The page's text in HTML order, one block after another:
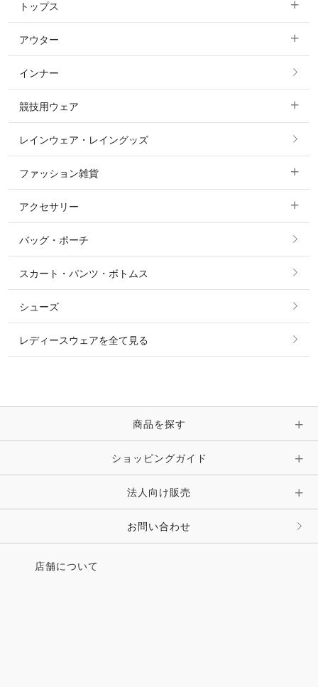
すべてのキュロット
フルグリップ・尻革 キュロット
ニーグリップ・膝革 キュロット
トップス
すべてのトップス
ポロシャツ
カットソー・Tシャツ・タンクトップ
パーカー・トレーナー・スウェット
ニット・セーター
シャツ・ブラウス・ワンピース
アウター
すべてのアウター
コート
ジャケット・ブルゾン
その他 アウター
インナー
競技用ウェア
すべての競技用ウェア
ショージャケット
ショーシャツ
レインウェア・レイングッズ
ファッション雑貨
すべてのファッション雑貨
ソックス
ベルト
マフラー・スカーフ・ストール・スヌード
時計・財布・キーケース・革小物
キーホルダー・チャーム・ストラップ
その他 ファッション雑貨
アクセサリー
すべてのアクセサリー
リング
ピアス・イヤリング
ピン・ブローチ・コサージュ
その他 アクセサリー
バッグ・ポーチ
スカート・パンツ・ボトムス
シューズ
レディースウェアを全て見る
商品を探す
ショッピングガイド
法人向け販売
お問い合わせ
店舗について